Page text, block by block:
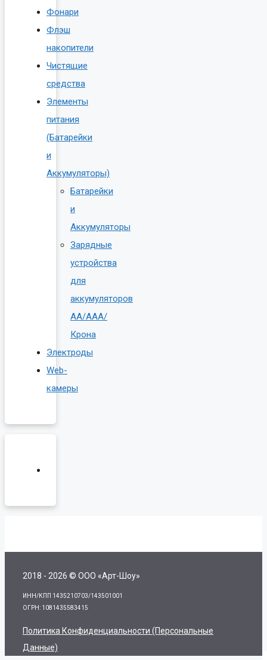
Фонари
Флэш
накопители
Чистящие
средства
Элементы
питания
(Батарейки
и
Аккумуляторы)
Батарейки
и
Аккумуляторы
Зарядные
устройства
для
аккумуляторов
AA/AAA/
Крона
Электроды
Web-
камеры
2018 - 2026 © ООО «Арт-Шоу»
ИНН/КПП 1435210703/143501001
ОГРН: 1081435583415
Политика Конфиденциальности (персональные
Данные)